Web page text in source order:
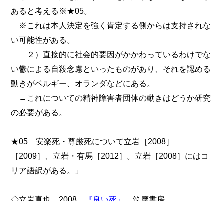
あると考える※★05。
※これは本人決定を強く肯定する側からは支持されな
い可能性がある。
２）直接的に社会的要因がかかわっているわけでな
い鬱による自殺念慮といったものがあり、それを認める
動きがベルギー、オランダなどにある。
→これについての精神障害者団体の動きはどうか研究
の必要がある。
★05 安楽死・尊厳死について立岩［2008］
［2009］、立岩・有馬［2012］。立岩［2008］にはコ
リア語訳がある。」